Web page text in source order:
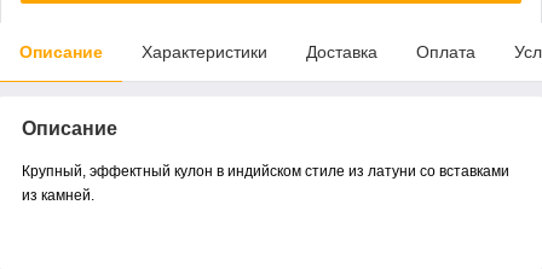
Описание Характеристики Доставка Оплата
Описание
Крупный, эффектный кулон в индийском стиле из латуни со вставками
из камней.